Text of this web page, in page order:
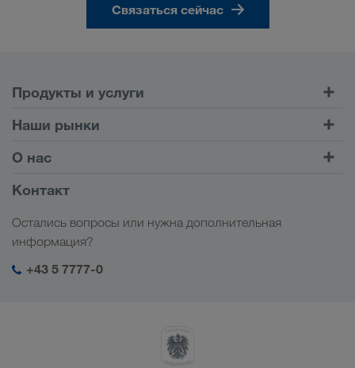
Связаться сейчас
Продукты и услуги
Клиентский портал CONNECT
Цифровые решения
Мой вход в систему LKW WALTER
Наши рынки
Европа
Кавказ
Центральная Азия
Ближний Восток
Северная Африка
О нас
Социальная ответственность
Контакт
Остались вопросы или нужна дополнительная
информация?
+43 5 7777-0